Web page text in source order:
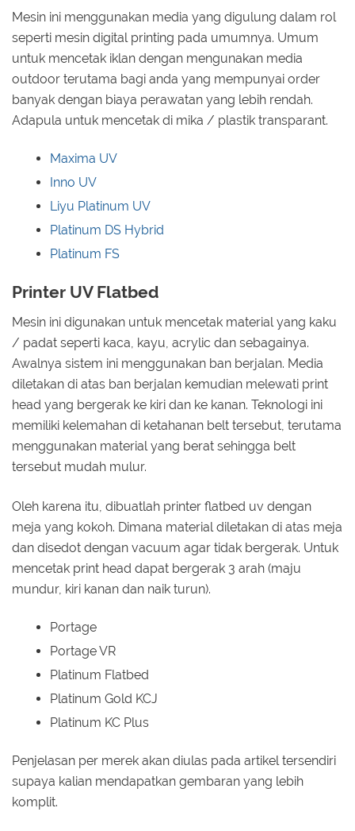
Mesin ini menggunakan media yang digulung dalam rol
seperti mesin digital printing pada umumnya. Umum
untuk mencetak iklan dengan mengunakan media
outdoor terutama bagi anda yang mempunyai order
banyak dengan biaya perawatan yang lebih rendah.
Adapula untuk mencetak di mika / plastik transparant.
Maxima UV
Inno UV
Liyu Platinum UV
Platinum DS Hybrid
Platinum FS
Printer UV Flatbed
Mesin ini digunakan untuk mencetak material yang kaku
/ padat seperti kaca, kayu, acrylic dan sebagainya.
Awalnya sistem ini menggunakan ban berjalan. Media
diletakan di atas ban berjalan kemudian melewati print
head yang bergerak ke kiri dan ke kanan. Teknologi ini
memiliki kelemahan di ketahanan belt tersebut, terutama
menggunakan material yang berat sehingga belt
tersebut mudah mulur.
Oleh karena itu, dibuatlah printer flatbed uv dengan
meja yang kokoh. Dimana material diletakan di atas meja
dan disedot dengan vacuum agar tidak bergerak. Untuk
mencetak print head dapat bergerak 3 arah (maju
mundur, kiri kanan dan naik turun).
Portage
Portage VR
Platinum Flatbed
Platinum Gold KCJ
Platinum KC Plus
Penjelasan per merek akan diulas pada artikel tersendiri
supaya kalian mendapatkan gembaran yang lebih
komplit.